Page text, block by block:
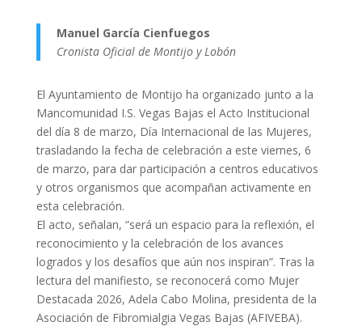
Manuel García Cienfuegos
Cronista Oficial de Montijo y Lobón
El Ayuntamiento de Montijo ha organizado junto a la
Mancomunidad I.S. Vegas Bajas el Acto Institucional
del día 8 de marzo, Día Internacional de las Mujeres,
trasladando la fecha de celebración a este viernes, 6
de marzo, para dar participación a centros educativos
y otros organismos que acompañan activamente en
esta celebración.
El acto, señalan, “será un espacio para la reflexión, el
reconocimiento y la celebración de los avances
logrados y los desafíos que aún nos inspiran”. Tras la
lectura del manifiesto, se reconocerá como Mujer
Destacada 2026, Adela Cabo Molina, presidenta de la
Asociación de Fibromialgia Vegas Bajas (AFIVEBA).